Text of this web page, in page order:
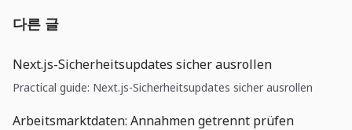
다른 글
Next.js-Sicherheitsupdates sicher ausrollen
Practical guide: Next.js-Sicherheitsupdates sicher ausrollen
Arbeitsmarktdaten: Annahmen getrennt prüfen